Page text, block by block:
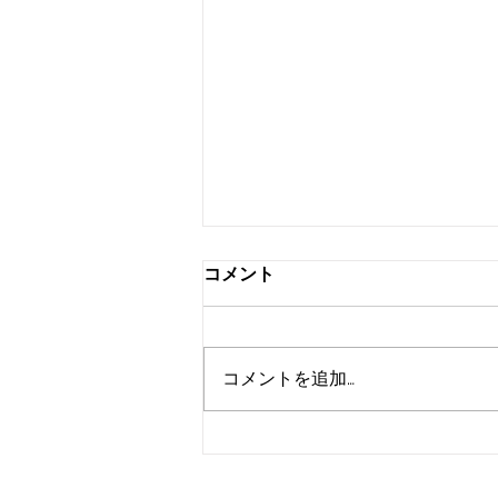
コメント
コメントを追加…